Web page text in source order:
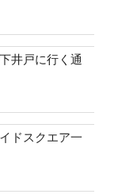
井戸に行く通
ドスクエア一